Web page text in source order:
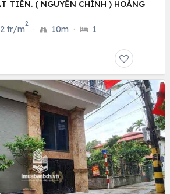
TIỀN. ( NGUYỄN CHÍNH ) HOÀNG
tr/m
2
· 10m · 1